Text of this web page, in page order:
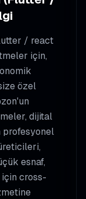
/ react
için,
özel
dijital
profesyonel
esnaf,
cross-